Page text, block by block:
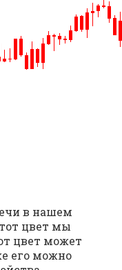
в нашем
цвет мы
цвет может
его можно